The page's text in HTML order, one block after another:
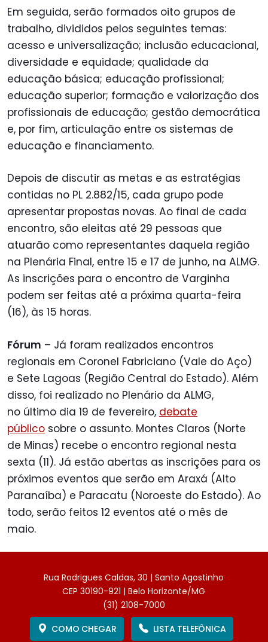
Em seguida, serão formados oito grupos de
trabalho, divididos pelos seguintes temas:
acesso e universalização; inclusão educacional,
diversidade e equidade; qualidade da
educação básica; educação profissional;
educação superior; formação e valorização dos
profissionais de educação; gestão democrática
e, por fim, articulação entre os sistemas de
educação e financiamento.
Depois de discutir as metas e as estratégias
contidas no PL 2.882/15, cada grupo pode
apresentar propostas novas. Ao final de cada
encontro, são eleitas até 29 pessoas que
atuarão como representantes daquela região
na Plenária Final, entre 15 e 17 de junho, na ALMG.
As inscrições para o encontro de Varginha
podem ser feitas até a próxima quarta-feira
(16), às 15 horas.
Fórum – Já foram realizados encontros
regionais em Coronel Fabriciano (Vale do Aço)
e Sete Lagoas (Região Central do Estado). Além
disso, foi realizado no Plenário da ALMG,
no último dia 19 de fevereiro, debate
público sobre o assunto. Montes Claros (Norte
de Minas) recebe o encontro regional nesta
sexta (11). Já estão abertas as inscrições para os
próximos eventos que serão em Araxá (Alto
Paranaíba) e Paracatu (Noroeste do Estado). Ao
todo, serão feitos 12 eventos até o mês de
maio.
Rua Rodrigues Caldas, 30 | Santo Agostinho
CEP 30190-921 | Belo Horizonte/MG
(31) 2108-7000
COMO CHEGAR
LISTA TELEFÔNICA